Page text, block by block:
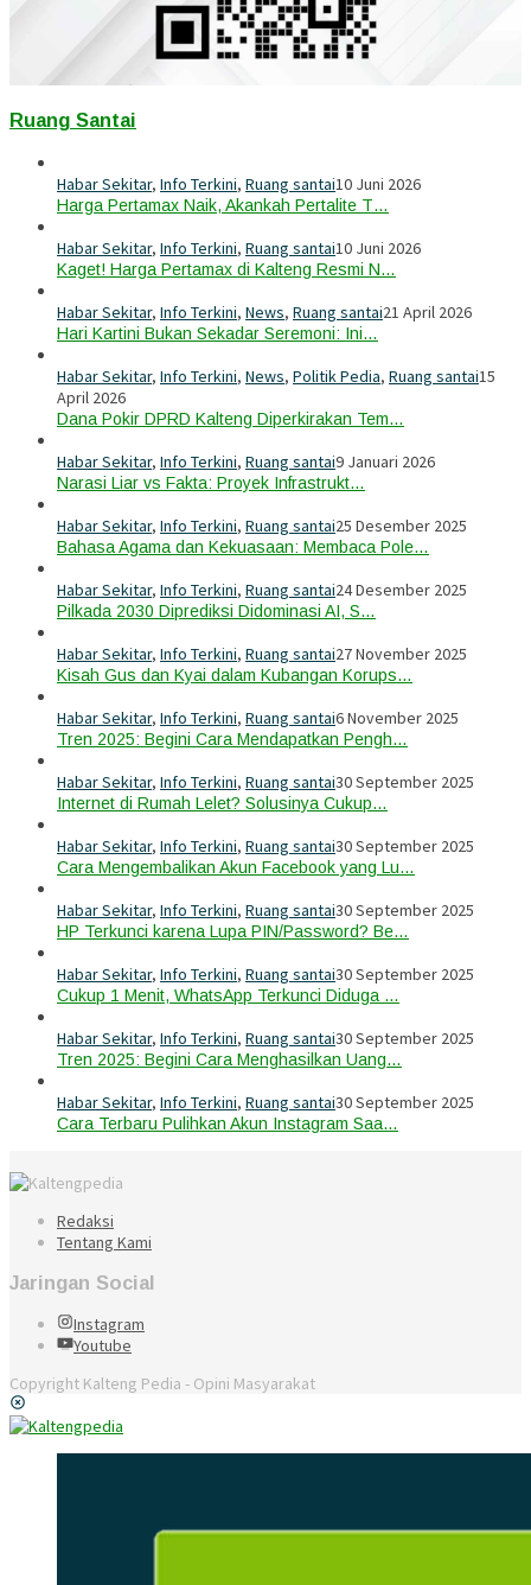
Ruang Santai
Habar Sekitar, Info Terkini, Ruang santai10 Juni 2026
Harga Pertamax Naik, Akankah Pertalite T…
Habar Sekitar, Info Terkini, Ruang santai10 Juni 2026
Kaget! Harga Pertamax di Kalteng Resmi N…
Habar Sekitar, Info Terkini, News, Ruang santai21 April 2026
Hari Kartini Bukan Sekadar Seremoni: Ini…
Habar Sekitar, Info Terkini, News, Politik Pedia, Ruang santai15
April 2026
Dana Pokir DPRD Kalteng Diperkirakan Tem…
Habar Sekitar, Info Terkini, Ruang santai9 Januari 2026
Narasi Liar vs Fakta: Proyek Infrastrukt…
Habar Sekitar, Info Terkini, Ruang santai25 Desember 2025
Bahasa Agama dan Kekuasaan: Membaca Pole…
Habar Sekitar, Info Terkini, Ruang santai24 Desember 2025
Pilkada 2030 Diprediksi Didominasi AI, S…
Habar Sekitar, Info Terkini, Ruang santai27 November 2025
Kisah Gus dan Kyai dalam Kubangan Korups…
Habar Sekitar, Info Terkini, Ruang santai6 November 2025
Tren 2025: Begini Cara Mendapatkan Pengh…
Habar Sekitar, Info Terkini, Ruang santai30 September 2025
Internet di Rumah Lelet? Solusinya Cukup…
Habar Sekitar, Info Terkini, Ruang santai30 September 2025
Cara Mengembalikan Akun Facebook yang Lu…
Habar Sekitar, Info Terkini, Ruang santai30 September 2025
HP Terkunci karena Lupa PIN/Password? Be…
Habar Sekitar, Info Terkini, Ruang santai30 September 2025
Cukup 1 Menit, WhatsApp Terkunci Diduga …
Habar Sekitar, Info Terkini, Ruang santai30 September 2025
Tren 2025: Begini Cara Menghasilkan Uang…
Habar Sekitar, Info Terkini, Ruang santai30 September 2025
Cara Terbaru Pulihkan Akun Instagram Saa…
Redaksi
Tentang Kami
Jaringan Social
Instagram
Youtube
Copyright Kalteng Pedia - Opini Masyarakat